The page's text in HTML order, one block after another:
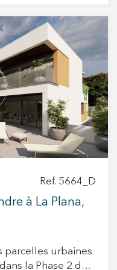
du Massif
ce terrain offre
Méditerranée et
et de sentiers de
paisible
vie. Une
une maison
lieu où nature,
à la
Ref. 5664_D
à La Plana,
parcelles urbaines
la Phase 2 de